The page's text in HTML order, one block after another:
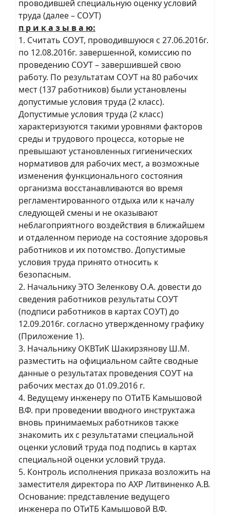
проводившей специальную оценку условий
труда (далее – СОУТ)
п р и к а з ы в а ю:
1. Считать СОУТ, проводившуюся с 27.06.2016г.
по 12.08.2016г. завершенной, комиссию по
проведению СОУТ – завершившей свою
работу. По результатам СОУТ на 80 рабочих
мест (137 работников) были установлены
допустимые условия труда (2 класс).
Допустимые условия труда (2 класс)
характеризуются такими уровнями факторов
среды и трудового процесса, которые не
превышают установленных гигиенических
нормативов для рабочих мест, а возможные
изменения функционального состояния
организма восстанавливаются во время
регламентированного отдыха или к началу
следующей смены и не оказывают
неблагоприятного воздействия в ближайшем
и отдаленном периоде на состояние здоровья
работников и их потомство. Допустимые
условия труда принято относить к
безопасным.
2. Начальнику ЭТО Зеленкову О.А. довести до
сведения работников результаты СОУТ
(подписи работников в картах СОУТ) до
12.09.2016г. согласно утвержденному графику
(Приложение 1).
3. Начальнику ОКВТиК Шакирзянову Ш.М.
разместить на официальном сайте сводные
данные о результатах проведения СОУТ на
рабочих местах до 01.09.2016 г.
4. Ведущему инженеру по ОТиТБ Камышовой
В.Ф. при проведении вводного инструктажа
вновь принимаемых работников также
знакомить их с результатами специальной
оценки условий труда под подпись в картах
специальной оценки условий труда.
5. Контроль исполнения приказа возложить на
заместителя директора по АХР Литвиненко А.В.
Основание: представление ведущего
инженера по ОТиТБ Камышовой В.Ф.